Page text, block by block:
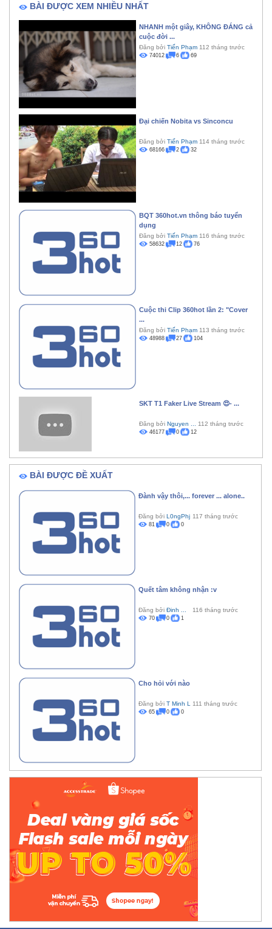
BÀI ĐƯỢC XEM NHIỀU NHẤT
NHANH một giây, KHÔNG ĐÁNG cả
cuộc đời ...
Đăng bởi Tiến Phạm 112 tháng trước
74012 6 69
Đại chiến Nobita vs Sinconcu
Đăng bởi Tiến Phạm 114 tháng trước
68166 2 32
BQT 360hot.vn thông báo tuyển
dụng
Đăng bởi Tiến Phạm 116 tháng trước
58632 12 76
Cuộc thi Clip 360hot lần 2: "Cover
...
Đăng bởi Tiến Phạm 113 tháng trước
48988 27 104
SKT T1 Faker Live Stream 😍- ...
Đăng bởi Nguyen ... 112 tháng trước
46177 0 12
BÀI ĐƯỢC ĐỀ XUẤT
Đành vậy thôi,... forever ... alone..
Đăng bởi L0ngPhj 117 tháng trước
81 0 0
Quết tâm không nhận :v
Đăng bởi Đinh ... 116 tháng trước
70 0 1
Cho hỏi với nào
Đăng bởi T Minh L 111 tháng trước
65 0 0